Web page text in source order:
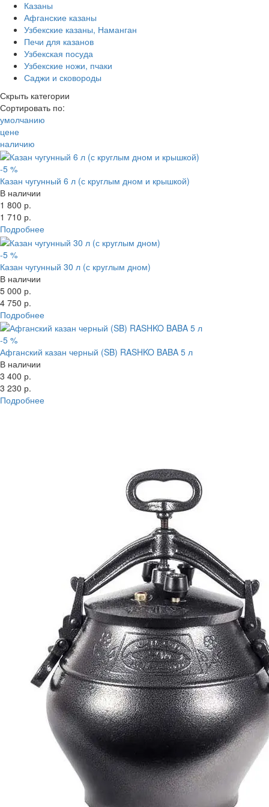
Показать товары
Свернуть фильтр
Казаны
Афганские казаны
Узбекские казаны, Наманган
Печи для казанов
Узбекская посуда
Узбекские ножи, пчаки
Саджи и сковороды
Скрыть категории
Сортировать по:
умолчанию
цене
наличию
-5 %
Казан чугунный 6 л (с круглым дном и крышкой)
В наличии
1 800 р.
1 710 р.
Подробнее
-5 %
Казан чугунный 30 л (с круглым дном)
В наличии
5 000 р.
4 750 р.
Подробнее
-5 %
Афганский казан черный (SB) RASHKO BABA 5 л
В наличии
3 400 р.
3 230 р.
Подробнее